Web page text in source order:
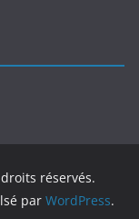
réservés.
par WordPress.